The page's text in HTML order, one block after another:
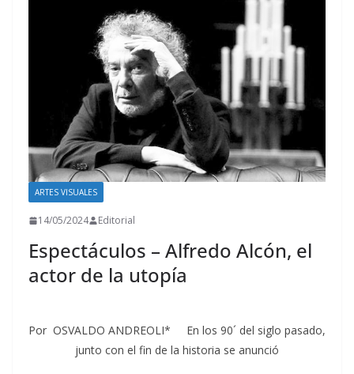
ARTES VISUALES
14/05/2024 Editorial
Espectáculos – Alfredo Alcón, el
actor de la utopía
Por OSVALDO ANDREOLI* En los 90´ del siglo pasado,
junto con el fin de la historia se anunció